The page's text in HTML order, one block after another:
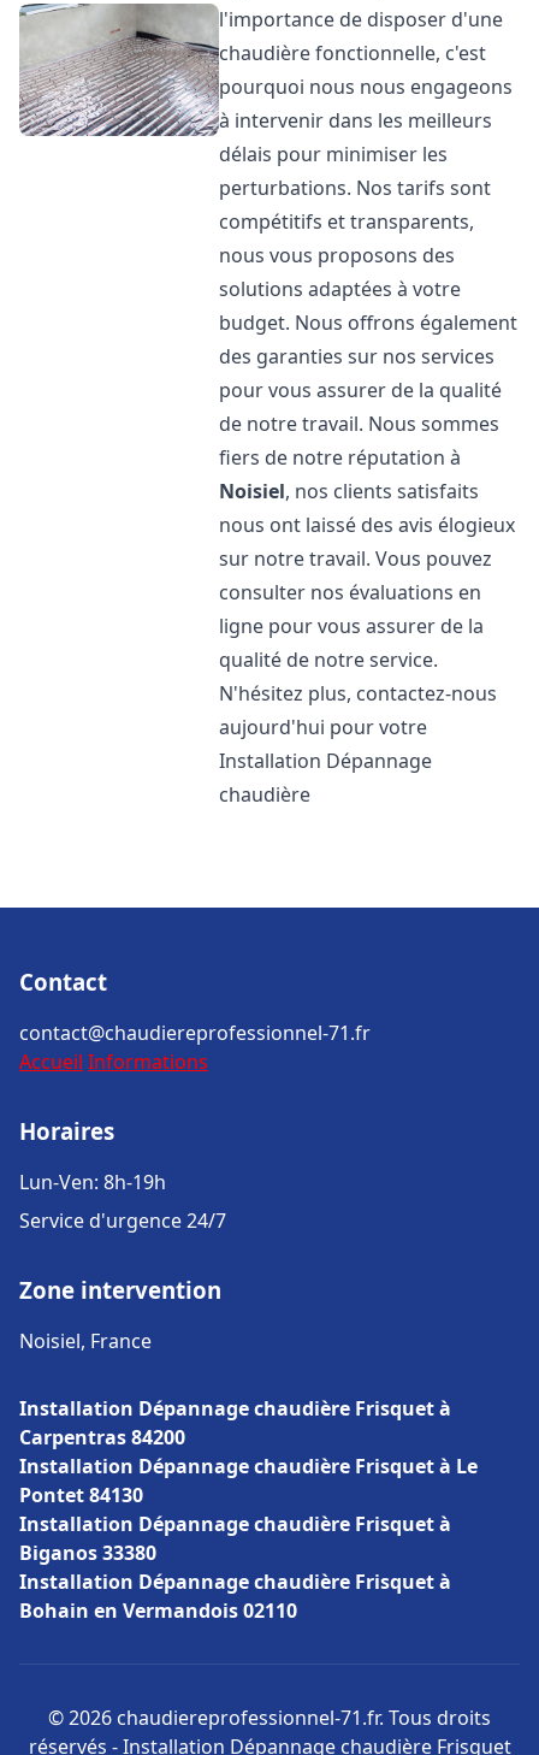
l'importance de disposer d'une
chaudière fonctionnelle, c'est
pourquoi nous nous engageons
à intervenir dans les meilleurs
délais pour minimiser les
perturbations. Nos tarifs sont
compétitifs et transparents,
nous vous proposons des
solutions adaptées à votre
budget. Nous offrons également
des garanties sur nos services
pour vous assurer de la qualité
de notre travail. Nous sommes
fiers de notre réputation à
Noisiel, nos clients satisfaits
nous ont laissé des avis élogieux
sur notre travail. Vous pouvez
consulter nos évaluations en
ligne pour vous assurer de la
qualité de notre service.
N'hésitez plus, contactez-nous
aujourd'hui pour votre
Installation Dépannage
chaudière
Contact
contact@chaudiereprofessionnel-71.fr
Accueil Informations
Horaires
Lun-Ven: 8h-19h
Service d'urgence 24/7
Zone intervention
Noisiel, France
Installation Dépannage chaudière Frisquet à
Carpentras 84200
Installation Dépannage chaudière Frisquet à Le
Pontet 84130
Installation Dépannage chaudière Frisquet à
Biganos 33380
Installation Dépannage chaudière Frisquet à
Bohain en Vermandois 02110
© 2026 chaudiereprofessionnel-71.fr. Tous droits
réservés - Installation Dépannage chaudière Frisquet